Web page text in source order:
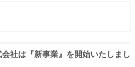
社は『新事業』を開始いたしまし